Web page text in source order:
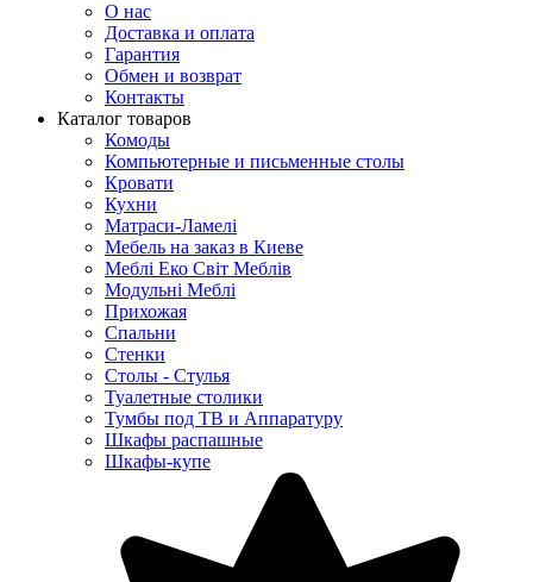
О нас
Доставка и оплата
Гарантия
Обмен и возврат
Контакты
Каталог товаров
Комоды
Компьютерные и письменные столы
Кровати
Кухни
Матраси-Ламелі
Мебель на заказ в Киеве
Меблі Еко Світ Меблів
Модульні Меблі
Прихожая
Спальни
Стенки
Столы - Стулья
Туалетные столики
Тумбы под ТВ и Аппаратуру
Шкафы распашные
Шкафы-купе